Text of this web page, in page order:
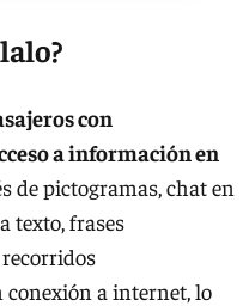
con
a información en
de pictogramas, chat en
texto, frases
conexión a internet, lo